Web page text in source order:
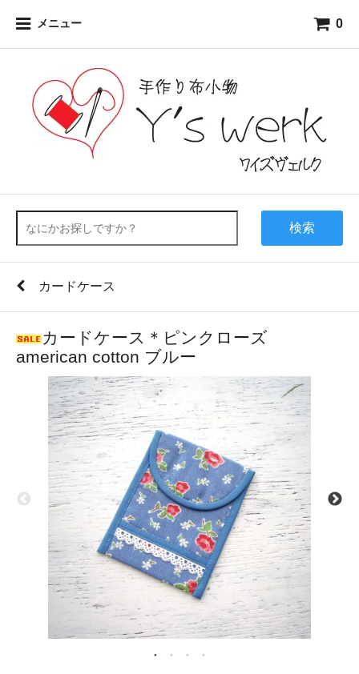
メニュー 0
検索
カードケース
カードケース＊ピンクローズ
american cotton ブルー